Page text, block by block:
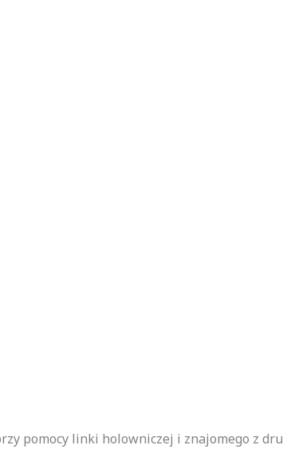
pomocy linki holowniczej i znajomego z